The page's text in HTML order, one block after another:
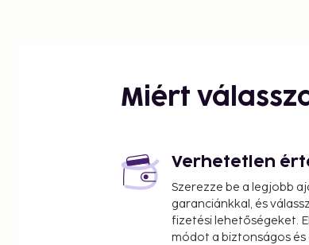
Miért
Verhetetlen
Szerezze be a legjobb
garanciánkkal, és
fizetési lehetőségeket.
módot a biztonságos